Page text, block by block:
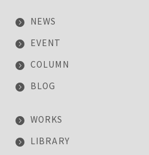
NEWS
EVENT
COLUMN
BLOG
WORKS
LIBRARY